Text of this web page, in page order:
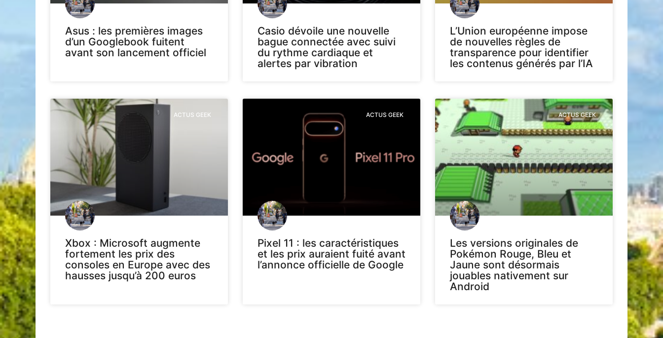
Asus : les premières images
d’un Googlebook fuitent
avant son lancement officiel
Casio dévoile une nouvelle
bague connectée avec suivi
du rythme cardiaque et
alertes par vibration
L’Union européenne impose
de nouvelles règles de
transparence pour identifier
les contenus générés par l’IA
ACTUS GEEK
Xbox : Microsoft augmente
fortement les prix des
consoles en Europe avec des
hausses jusqu’à 200 euros
ACTUS GEEK
Pixel 11 : les caractéristiques
et les prix auraient fuité avant
l’annonce officielle de Google
ACTUS GEEK
Les versions originales de
Pokémon Rouge, Bleu et
Jaune sont désormais
jouables nativement sur
Android